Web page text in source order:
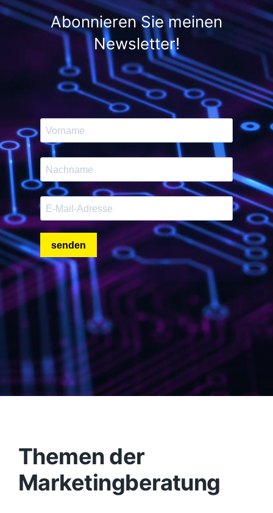
Abonnieren Sie meinen
Newsletter!
Themen der
Marketingberatung